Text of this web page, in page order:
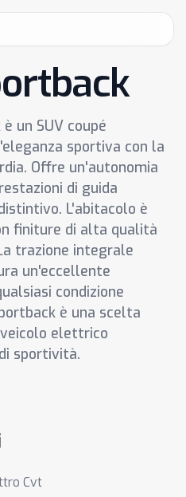
un SUV coupé
sportiva con la
Offre un'autonomia
di guida
L'abitacolo è
finiture di alta qualità
trazione integrale
un'eccellente
condizione
è una scelta
elettrico
sportività.
Cvt